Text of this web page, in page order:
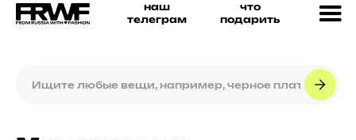
наш
телеграм
что
подарить